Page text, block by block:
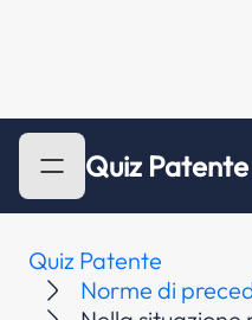
Quiz
Quiz Patente
Norme di